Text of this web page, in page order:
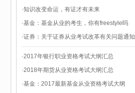
·知识改变命运，有证才有未来
·基金：基金从业的考生，你有freestyle吗
·证券：关于证券从业考试改革有关问题通知
·2017年银行职业资格考试大纲汇总
·2018年期货从业资格考试大纲汇总
·基金：2017最新基金从业资格考试大纲